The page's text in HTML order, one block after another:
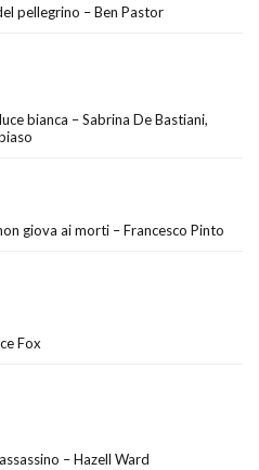
pellegrino – Ben Pastor
bianca – Sabrina De Bastiani,
giova ai morti – Francesco Pinto
Fox
– Hazell Ward